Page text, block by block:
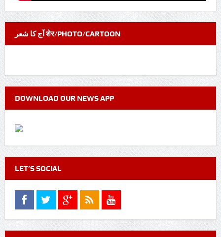
آج کا شعر शेर/PHOTO/CARTOON
DOWNLOAD OUR NEWS APP
LET’S SOCIAL